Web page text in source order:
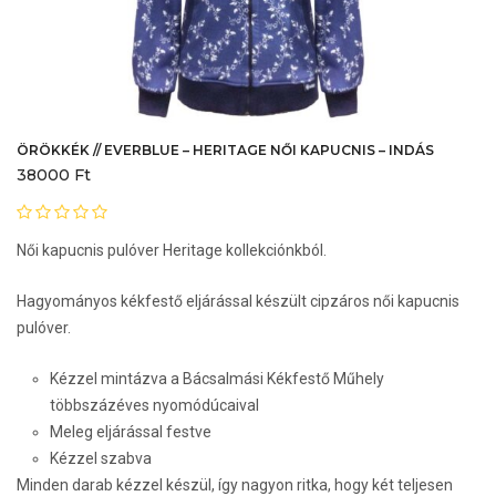
ÖRÖKKÉK // EVERBLUE – HERITAGE NŐI KAPUCNIS – INDÁS
38000 Ft
Női kapucnis pulóver Heritage kollekciónkból.
Hagyományos kékfestő eljárással készült cipzáros női kapucnis
pulóver.
Kézzel mintázva a Bácsalmási Kékfestő Műhely
többszázéves nyomódúcaival
Meleg eljárással festve
Kézzel szabva
Minden darab kézzel készül, így nagyon ritka, hogy két teljesen